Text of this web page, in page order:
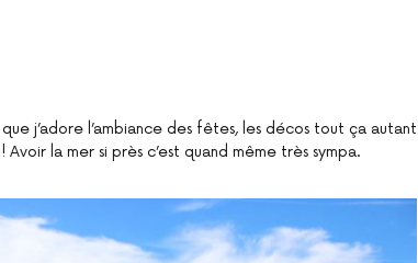
j’adore l’ambiance des fêtes, les décos tout ça autant
la mer si près c’est quand même très sympa.